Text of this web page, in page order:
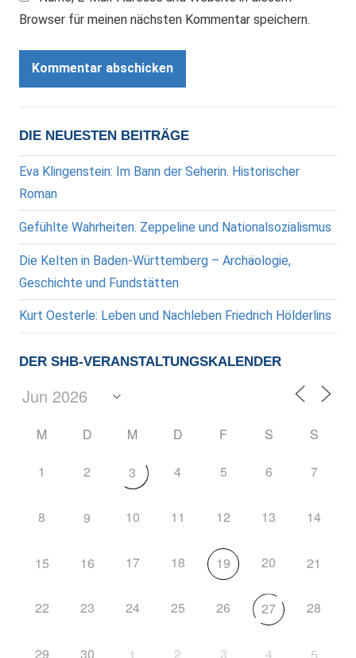
Browser für meinen nächsten Kommentar speichern.
DIE NEUESTEN BEITRÄGE
Eva Klingenstein: Im Bann der Seherin. Historischer
Roman
Gefühlte Wahrheiten. Zeppeline und Nationalsozialismus
Die Kelten in Baden-Württemberg – Archäologie,
Geschichte und Fundstätten
Kurt Oesterle: Leben und Nachleben Friedrich Hölderlins
DER SHB-VERANSTALTUNGSKALENDER
M D M D F S S
1 2 3 4 5 6 7
8 9 10 11 12 13 14
15 16 17 18 19 20 21
22 23 24 25 26 27 28
29 30 1 2 3 4 5